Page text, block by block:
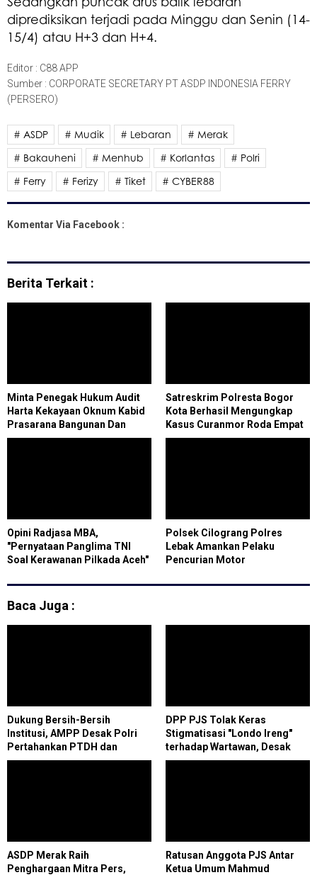
diprediksikan terjadi pada Minggu dan Senin (14-
15/4) atau H+3 dan H+4.
Editor : C88 APP
Sumber : CORPORATE SECRETARY PT ASDP INDONESIA FERRY
(PERSERO)
# ASDP # Mudik # Lebaran
# Merak
# Bakauheni
# Menhub # Korlantas
# Polri
# Ferry
# Ferizy # Tiket # CYBER88
Komentar Via Facebook :
Berita Terkait :
Minta Penegak Hukum Audit
Harta Kekayaan Oknum Kabid
Prasarana Bangunan Dan
Gedung Dinas CKTR Batam
Satreskrim Polresta Bogor
Kota Berhasil Mengungkap
Kasus Curanmor Roda Empat
Opini Radjasa MBA,
"Pernyataan Panglima TNI
Soal Kerawanan Pilkada Aceh"
Polsek Cilograng Polres
Lebak Amankan Pelaku
Pencurian Motor
Baca Juga :
Dukung Bersih-Bersih
Institusi, AMPP Desak Polri
Pertahankan PTDH dan
Pidanakan Kompol DK
DPP PJS Tolak Keras
Stigmatisasi "Londo Ireng"
terhadap Wartawan, Desak
Presiden Prabowo Cabut
ASDP Merak Raih
Penghargaan Mitra Pers,
Ratusan Anggota PJS Antar
Ketua Umum Mahmud